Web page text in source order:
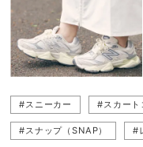
#スニーカー #スカート
#スナップ（SNAP） #